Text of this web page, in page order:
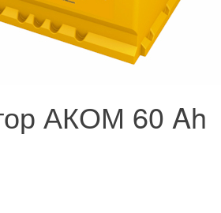
АКОМ 60 Ah